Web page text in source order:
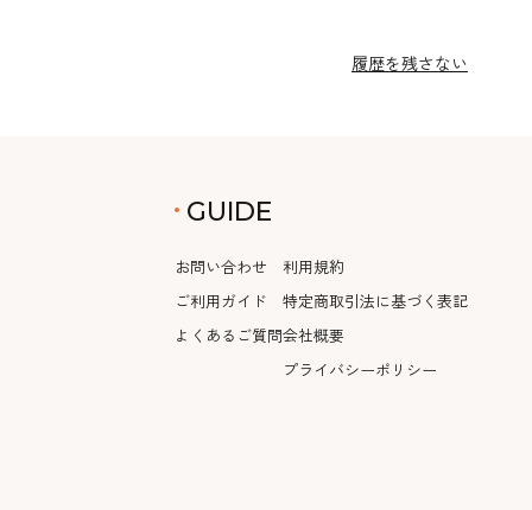
履歴を残さない
GUIDE
お問い合わせ
ご利用ガイド
よくあるご質問
利用規約
特定商取引法に基づく表記
会社概要
プライバシーポリシー